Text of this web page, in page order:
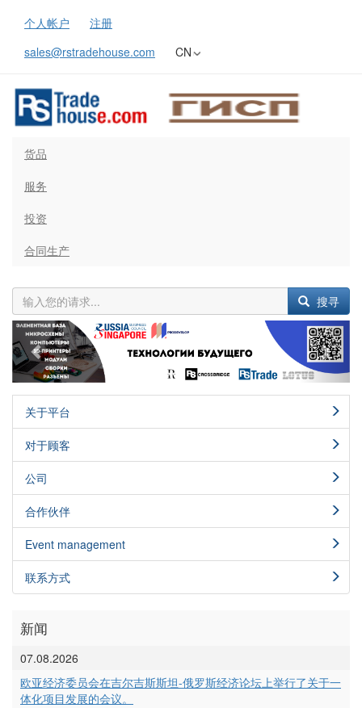
个人帐户
注册
sales@rstradehouse.com
CN
货品
服务
投资
合同生产
搜寻
Previous Next
关于平台
对于顾客
公司
合作伙伴
Event management
联系方式
新闻
07.08.2026
欧亚经济委员会在吉尔吉斯斯坦-俄罗斯经济论坛上举行了关于一
体化项目发展的会议。